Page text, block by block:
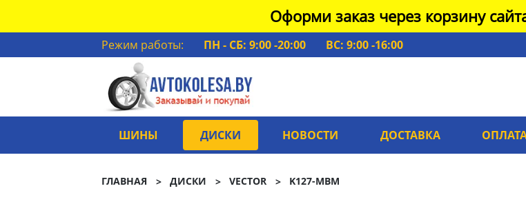
Оформи заказ через корзину
Режим работы: ПН - СБ: 9:00 -20:00
ВС: 9:00 -16:00
ШИНЫ ДИСКИ НОВОСТИ ДОСТАВКА
ГЛАВНАЯ ДИСКИ VECTOR K127-MBM